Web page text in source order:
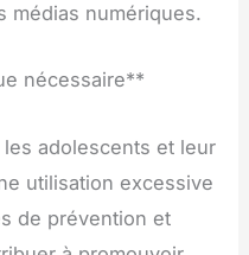
médias numériques.
nécessaire**
adolescents et leur
utilisation excessive
de prévention et